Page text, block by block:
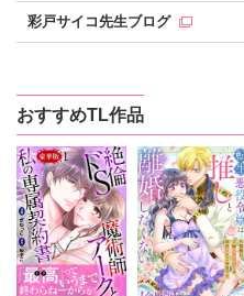
彩戸サイコ先生ブログ
おすすめTL作品